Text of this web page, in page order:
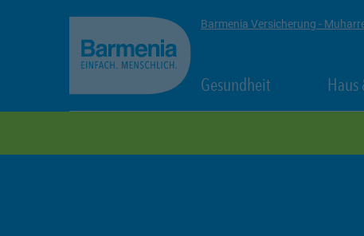
Barmenia Versicherung -
Gesundheit Link Opens in